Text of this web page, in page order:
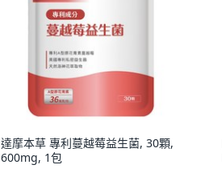
達摩本草 專利蔓越莓益生菌, 30顆,
600mg, 1包